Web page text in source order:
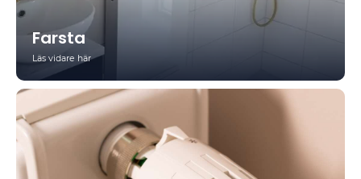
Farsta
Läs vidare här